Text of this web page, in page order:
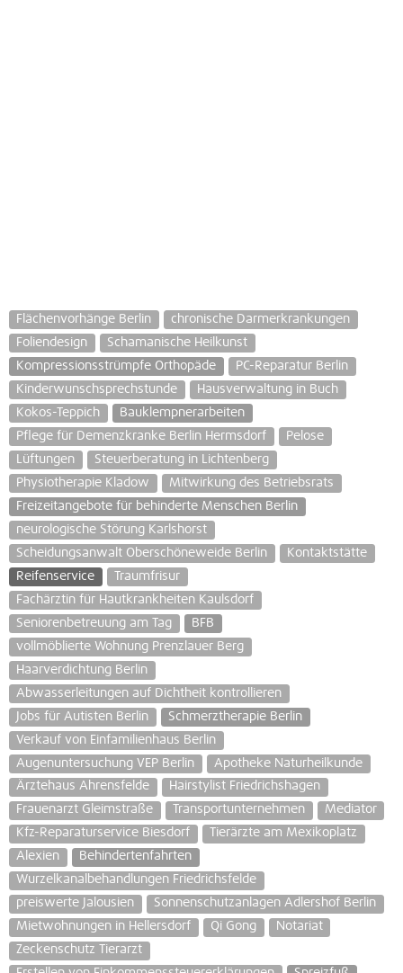
Flächenvorhänge Berlin
chronische Darmerkrankungen
Foliendesign
Schamanische Heilkunst
Kompressionsstrümpfe Orthopäde
PC-Reparatur Berlin
Kinderwunschsprechstunde
Hausverwaltung in Buch
Kokos-Teppich
Bauklempnerarbeiten
Pflege für Demenzkranke Berlin Hermsdorf
Pelose
Lüftungen
Steuerberatung in Lichtenberg
Physiotherapie Kladow
Mitwirkung des Betriebsrats
Freizeitangebote für behinderte Menschen Berlin
neurologische Störung Karlshorst
Scheidungsanwalt Oberschöneweide Berlin
Kontaktstätte
Reifenservice
Traumfrisur
Fachärztin für Hautkrankheiten Kaulsdorf
Seniorenbetreuung am Tag
BFB
vollmöblierte Wohnung Prenzlauer Berg
Haarverdichtung Berlin
Abwasserleitungen auf Dichtheit kontrollieren
Jobs für Autisten Berlin
Schmerztherapie Berlin
Verkauf von Einfamilienhaus Berlin
Augenuntersuchung VEP Berlin
Apotheke Naturheilkunde
Ärztehaus Ahrensfelde
Hairstylist Friedrichshagen
Frauenarzt Gleimstraße
Transportunternehmen
Mediator
Kfz-Reparaturservice Biesdorf
Tierärzte am Mexikoplatz
Alexien
Behindertenfahrten
Wurzelkanalbehandlungen Friedrichsfelde
preiswerte Jalousien
Sonnenschutzanlagen Adlershof Berlin
Mietwohnungen in Hellersdorf
Qi Gong
Notariat
Zeckenschutz Tierarzt